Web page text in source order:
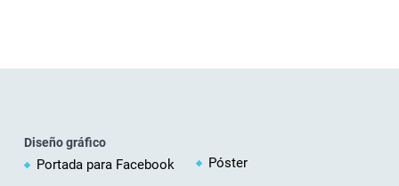
Diseño gráfico
Portada para Facebook Póster